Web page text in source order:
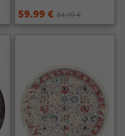
59.99 € 84.99 €